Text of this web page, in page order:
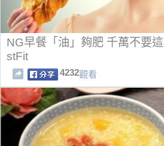
NG早餐「油」夠肥 千萬不要
stFit
4232觀看